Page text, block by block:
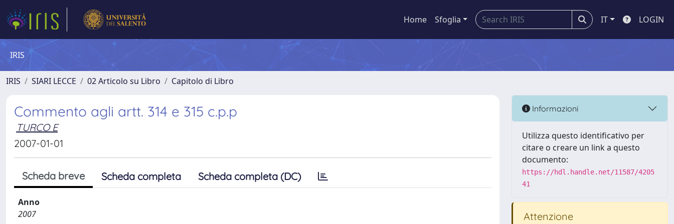
Home Sfoglia IT LOGIN
IRIS
IRIS SIARI LECCE 02 Articolo su Libro Capitolo di Libro
Commento agli artt. 314 e 315 c.p.p
TURCO E
2007-01-01
Scheda breve Scheda completa Scheda completa (DC)
Anno
2007
Informazioni
Utilizza questo identificativo per
citare o creare un link a questo
documento:
https://hdl.handle.net/11587/4205
41
Attenzione